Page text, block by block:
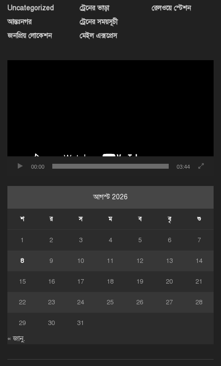
Uncategorized
আন্তঃনগর
জনপ্রিয় লোকেশন
ট্রেনের ভাড়া
ট্রেনের সময়সূচী
মেইল এক্সপ্রেস
রেলওয়ে স্টেশন
00:00 03:44
আগস্ট 2026
শ র স ম ব বৃ শু
1 2 3 4 5 6 7
8 9 10 11 12 13 14
15 16 17 18 19 20 21
22 23 24 25 26 27 28
29 30 31
« জানু.